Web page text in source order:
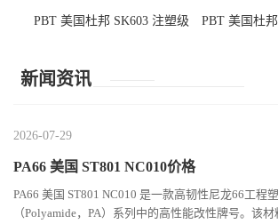
PBT 美国杜邦 SK603 注塑级
PBT 美国杜
新闻资讯
2026-07-29
PA66 美国 ST801 NC010价格
PA66 美国 ST801 NC010 是一款高韧性尼龙66工程
（Polyamide，PA）系列中的高性能改性牌号。该